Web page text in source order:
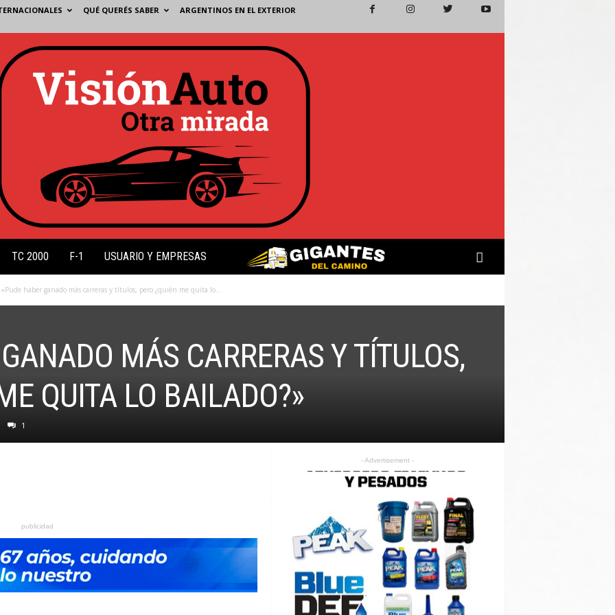
QUÉ QUERÉS SABER ARGENTINOS EN EL EXTERIOR
TC 2000 F-1 USUARIO Y EMPRESAS
«Pude haber ganado más carreras y títulos, pero ¿quién me quita lo...
MÁS CARRERAS Y TÍTULOS,
QUITA LO BAILADO?»
1
publicidad
- Advertisement -